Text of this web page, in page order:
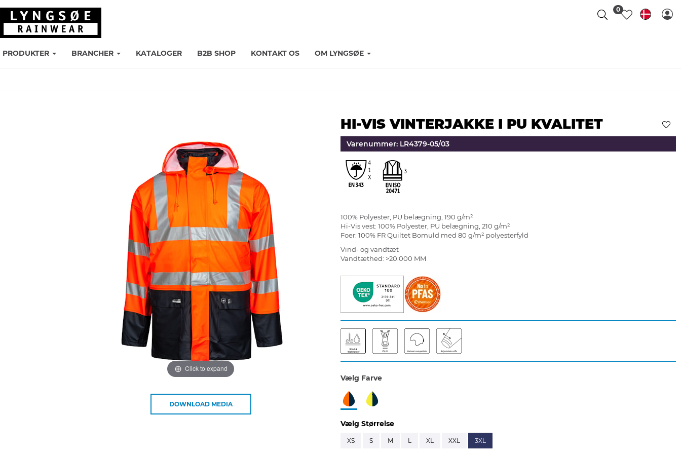
PRODUKTER BRANCHER KATALOGER B2B SHOP KONTAKT OS OM LYNGSØE
0
Click to expand
DOWNLOAD MEDIA
HI-VIS VINTERJAKKE I PU KVALITET
Varenummer: LR4379-05/03
100% Polyester, PU belægning, 190 g/m²
Hi-Vis vest: 100% Polyester, PU belægning, 210 g/m²
Foer: 100% FR Quiltet Bomuld med 80 g/m² polyesterfyld
Vind- og vandtæt
Vandtæthed: >20.000 MM
Vælg Farve
Vælg Størrelse
XS S M L XL XXL 3XL